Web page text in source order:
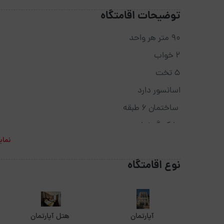
توضیحات اقامتگاه
90 متر هر واحد
2 خواب
5 تخت
اسانسور دارد
ساختمان 6 طبقه
پارکینگ ندارد
با نگهبان
رستوران دارد
تلویزیون و وسایل اشپزخانه تجهیز
نوع اقامتگاه
آپارتمان هتل آپارتمان